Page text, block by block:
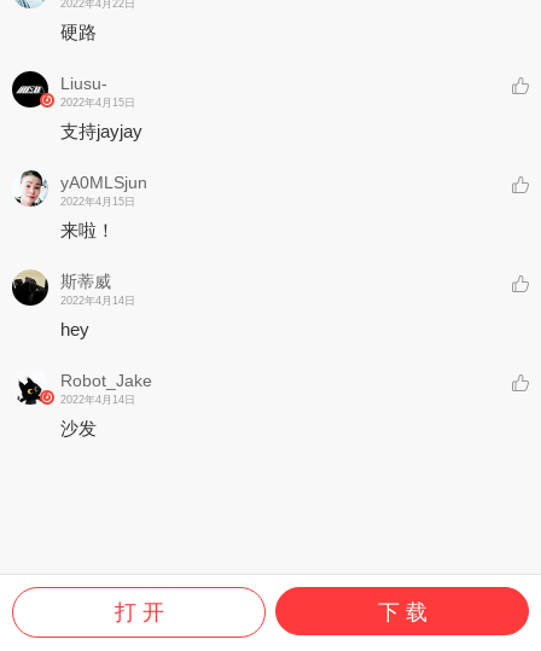
2022年4月22日
硬路
Liusu-
2022年4月15日
支持jayjay
yA0MLSjun
2022年4月15日
来啦！
斯蒂威
2022年4月14日
hey
Robot_Jake
2022年4月14日
沙发
打 开 下 载